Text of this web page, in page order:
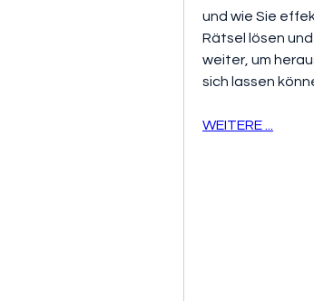
und wie Sie
Rätsel lösen
weiter, um
sich lassen
WEITERE ...